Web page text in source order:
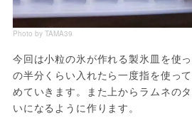
Photo by TAMA39
今回は小粒の氷が作れる製氷皿を使
の半分くらい入れたら一度指を使っ
めていきます。また上からラムネの
いになるように作ります。